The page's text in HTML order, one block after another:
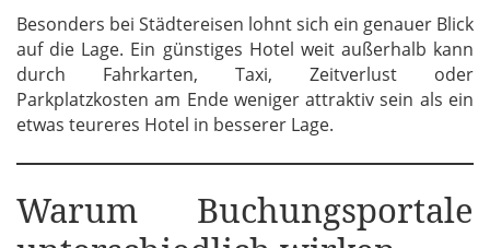
Besonders bei Städtereisen lohnt sich ein genauer Blick
auf die Lage. Ein günstiges Hotel weit außerhalb kann
durch Fahrkarten, Taxi, Zeitverlust oder
Parkplatzkosten am Ende weniger attraktiv sein als ein
etwas teureres Hotel in besserer Lage.
Warum Buchungsportale